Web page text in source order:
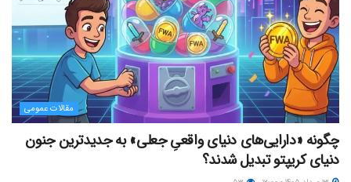
مقالات عمومی
چگونه «دارایی‌های دنیای واقعیِ جعلی» به جدیدترین جنون
دنیای کریپتو تبدیل شدند؟